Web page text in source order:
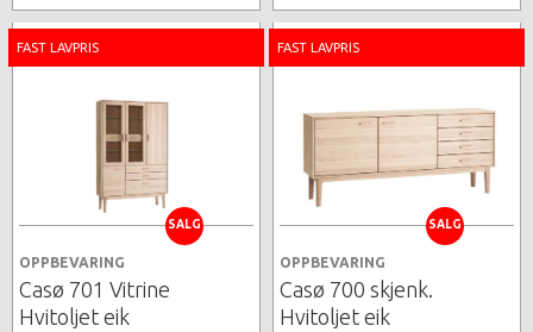
FAST LAVPRIS
SALG
OPPBEVARING
Casø 701 Vitrine
Hvitoljet eik
FAST LAVPRIS
SALG
OPPBEVARING
Casø 700 skjenk.
Hvitoljet eik